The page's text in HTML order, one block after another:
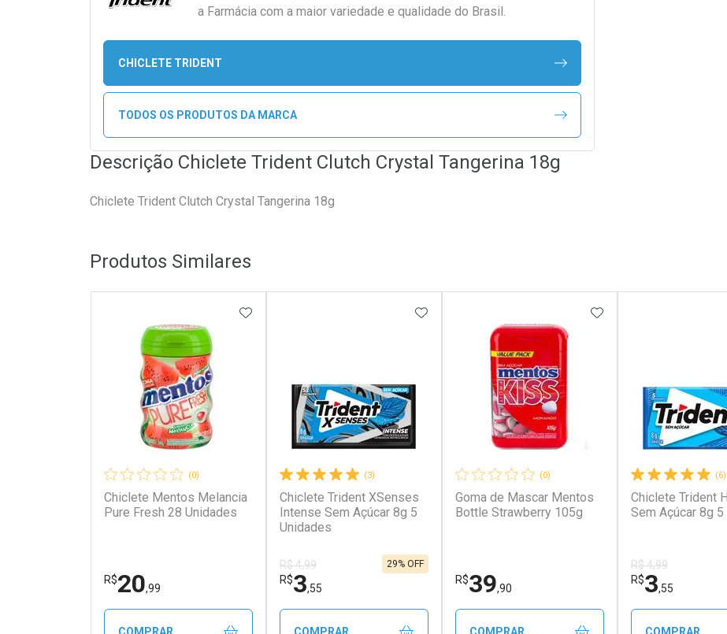
a Farmácia com a maior variedade e qualidade do Brasil.
CHICLETE TRIDENT
TODOS OS PRODUTOS DA MARCA
Descrição Chiclete Trident Clutch Crystal Tangerina 18g
Chiclete Trident Clutch Crystal Tangerina 18g
Produtos Similares
(0)
Chiclete Mentos Melancia
Pure Fresh 28 Unidades
R$20,99
ADICIONAR AOS FAVORITOS
COMPRAR
(3)
Chiclete Trident XSenses
Intense Sem Açúcar 8g 5
Unidades
R$ 4,99
R$3,55
29% OFF
ADICIONAR AOS FAVORITOS
COMPRAR
(0)
Goma de Mascar Mentos
Bottle Strawberry 105g
R$39,90
ADICIONAR AOS
COMPRAR
(6)
Chiclete Trident
Sem Açúcar 8g
R$ 4,99
R$3,55
COMPRAR